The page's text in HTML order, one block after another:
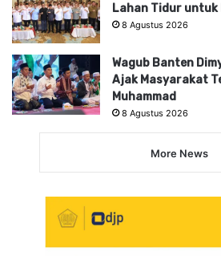
Lahan Tidur untuk
8 Agustus 2026
Wagub Banten
Ajak Masyarakat
Muhammad
8 Agustus 2026
More News